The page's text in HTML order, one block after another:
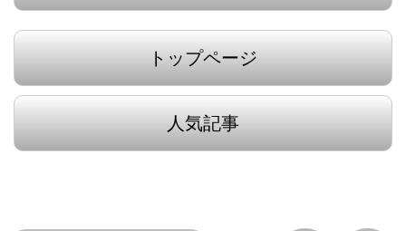
トップページ
人気記事